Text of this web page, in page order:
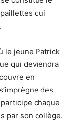
qui
le jeune Patrick
qui deviendra
en
des
chaque
par son collège.